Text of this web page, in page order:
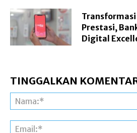
Prestasi,
Digital
TINGGALKAN